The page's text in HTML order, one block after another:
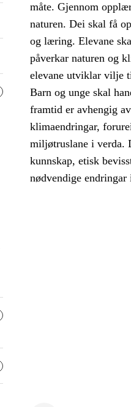
måte. Gjennom
naturen. Dei skal få
og læring. Elevane
påverkar naturen og
elevane utviklar vilje
Barn og unge skal
framtid er avhengig
klimaendringar,
miljøtruslane i verda.
kunnskap, etisk
nødvendige